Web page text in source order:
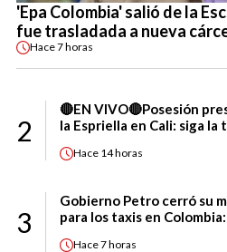
'Epa Colombia' salió de la
fue trasladada a nueva
Hace7 horas
2
🔴EN VIVO🔴Posesión
la Espriella en Cali: siga la
Hace 14 horas
3
Gobierno Petro cerró su
para los taxis en
Hace7 horas